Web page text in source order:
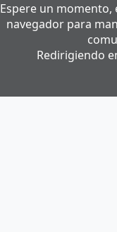
Espere un
navegador para
Redirigiendo